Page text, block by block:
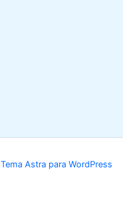
Tema Astra para WordPress